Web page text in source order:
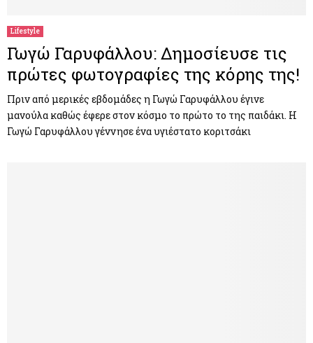
Lifestyle
Γωγώ Γαρυφάλλου: Δημοσίευσε τις
πρώτες φωτογραφίες της κόρης της!
Πριν από μερικές εβδομάδες η Γωγώ Γαρυφάλλου έγινε
μανούλα καθώς έφερε στον κόσμο το πρώτο το της παιδάκι. Η
Γωγώ Γαρυφάλλου γέννησε ένα υγιέστατο κοριτσάκι